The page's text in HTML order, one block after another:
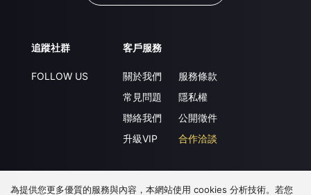
追蹤社群
FOLLOW US
客戶服務
關於我們
常見問題
聯絡我們
升級VIP
服務條款
隱私權
公開徵件
合作洽談
下載 APP
為提供您更多優質的服務與內容，本網站使用 cookies 分析技術。若您